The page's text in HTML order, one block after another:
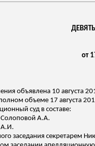
от
объявлена 10 августа
объеме 17 августа
суд в составе:
Солоповой А.А.
А.И.
заседания секретарем